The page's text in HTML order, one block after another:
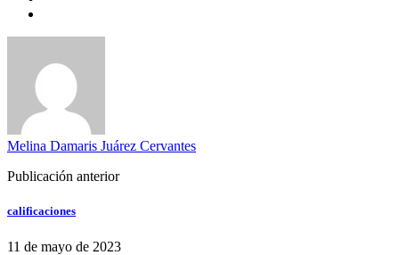
Melina Damaris Juárez Cervantes
Publicación anterior
calificaciones
11 de mayo de 2023